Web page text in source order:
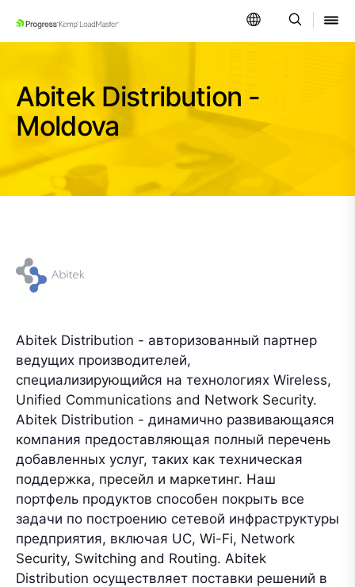
SKIP NAVIGATION
Abitek Distribution -
Moldova
Abitek Distribution - авторизованный партнер
ведущих производителей,
специализирующийся на технологиях Wireless,
Unified Communications and Network Security.
Abitek Distribution - динамично развивающаяся
компания предоставляющая полный перечень
добавленных услуг, таких как техническая
поддержка, пресейл и маркетинг. Наш
портфель продуктов способен покрыть все
задачи по построению сетевой инфраструктуры
предприятия, включая UC, Wi-Fi, Network
Security, Switching and Routing. Abitek
Distribution осуществляет поставки решений в